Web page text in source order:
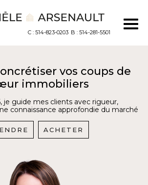
C : 514-823-0203 B : 514-281-5501
vos coups de
immobiliers
je guide mes clients avec rigueur,
connaissance approfondie du marché
ACHETER